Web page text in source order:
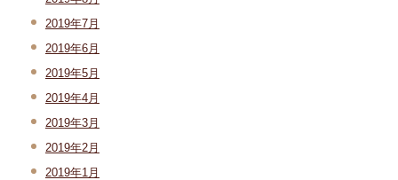
2019年7月
2019年6月
2019年5月
2019年4月
2019年3月
2019年2月
2019年1月